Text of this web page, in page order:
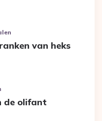
van heks
de olifant